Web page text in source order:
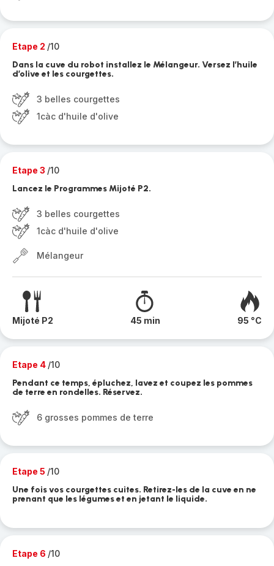
Etape 2 /10
Dans la cuve du robot installez le Mélangeur. Versez l’huile
d’olive et les courgettes.
3 belles courgettes
1càc d'huile d'olive
Etape 3 /10
Lancez le Programmes Mijoté P2.
3 belles courgettes
1càc d'huile d'olive
Mélangeur
Mijoté P2 45 min 95 °C
Etape 4 /10
Pendant ce temps, épluchez, lavez et coupez les pommes
de terre en rondelles. Réservez.
6 grosses pommes de terre
Etape 5 /10
Une fois vos courgettes cuites. Retirez-les de la cuve en ne
prenant que les légumes et en jetant le liquide.
Etape 6 /10